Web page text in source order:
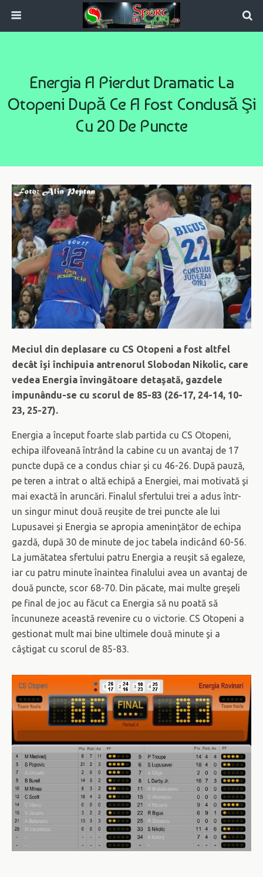
Energia A Pierdut Dramatic La
Otopeni După Ce A Fost Condusă Şi
Cu 20 De Puncte
Meciul din deplasare cu CS Otopeni a fost altfel
decât îşi închipuia antrenorul Slobodan Nikolic, care
vedea Energia învingătoare detaşată, gazdele
impunându-se cu scorul de 85-83 (26-17, 24-14, 10-
23, 25-27).
Energia a început foarte slab partida cu CS Otopeni,
echipa ilfoveană întrând la cabine cu un avantaj de 17
puncte după ce a condus chiar şi cu 46-26. După pauză,
pe teren a intrat o altă echipă a Energiei, mai motivată şi
mai exactă în aruncări. Finalul sfertului trei a adus într-
un singur minut două reuşite de trei puncte ale lui
Lupusavei şi Energia se apropia ameninţător de echipa
gazdă, după 30 de minute de joc tabela indicând 60-56.
La jumătatea sfertului patru Energia a reuşit să egaleze,
iar cu patru minute înaintea finalului avea un avantaj de
două puncte, scor 68-70. Din păcate, mai multe greşeli
pe final de joc au făcut ca Energia să nu poată să
încununeze această revenire cu o victorie. CS Otopeni a
gestionat mult mai bine ultimele două minute şi a
câştigat cu scorul de 85-83.